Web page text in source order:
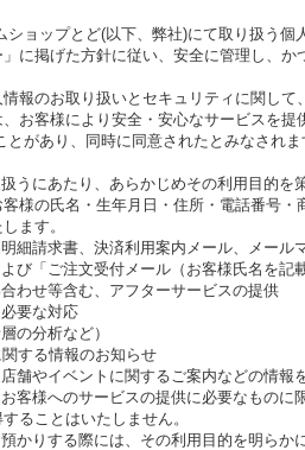
ョップとど(以下、弊社)にて取り扱う個
」に掲げた方針に従い、安全に管理し、か
報のお取り扱いとセキュリティに関し
お客様により安全・安心なサービスを提
があり、同時に同意されたとみなされま
うにあたり、あらかじめその利用目的を
様の氏名・生年月日・住所・電話番号・
ます。
請求書、決済利用案内メール、メール
「ご注文受付メール（お客様氏名を記
せ等含む、アフターサービスの提供
要な対応
分析など）
する情報のお知らせ
やイベントに関するご案内などの情報
客様へのサービスの提供に必要なものに限
ることはいたしません。
かりする際には、その利用目的を明らかに